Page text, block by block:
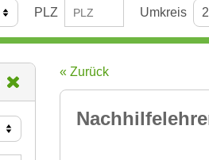
PLZ Umkreis
« Zurück